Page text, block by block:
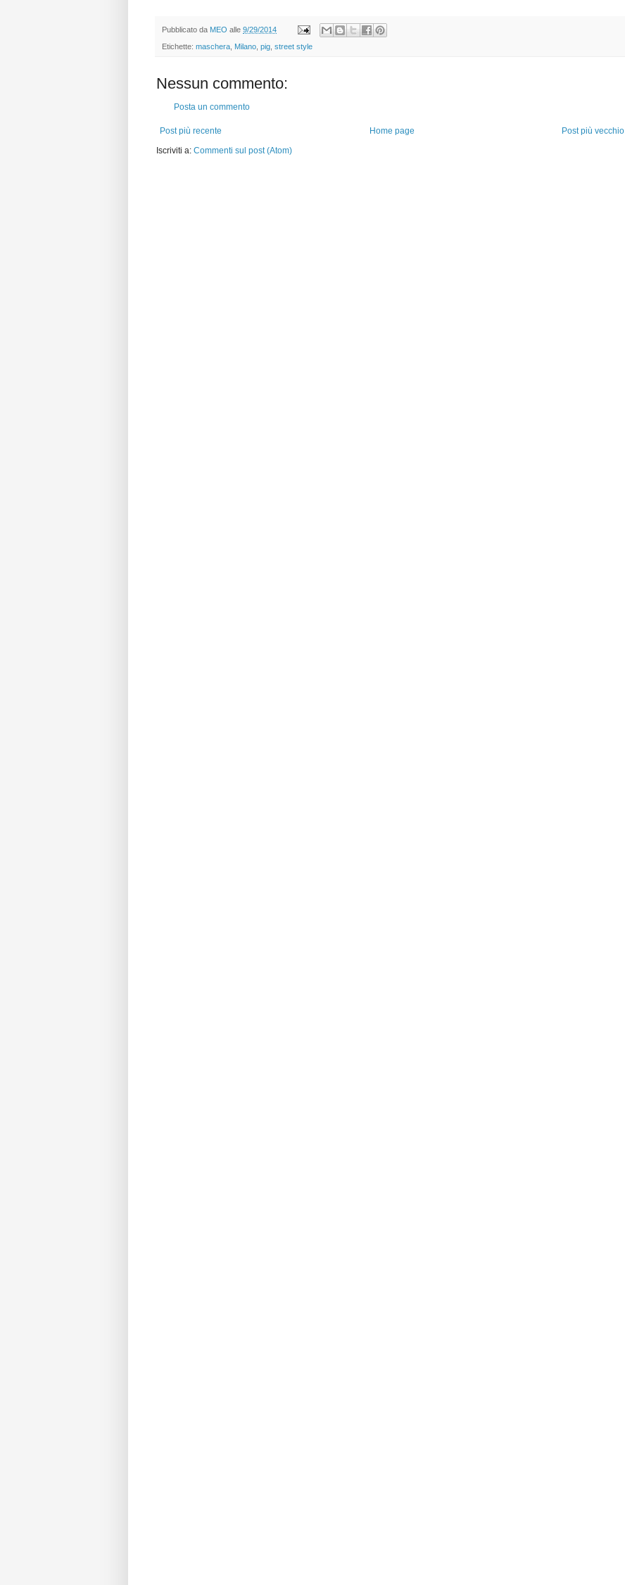
Pubblicato da MEO alle 9/29/2014
Etichette: maschera Milano pig street style
Nessun commento:
Posta un commento
Post più recente Post più vecchio
Home page
Iscriviti a: Commenti sul post (Atom)